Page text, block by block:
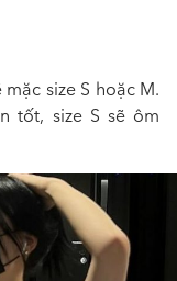
size S hoặc M.
tốt, size S sẽ ôm